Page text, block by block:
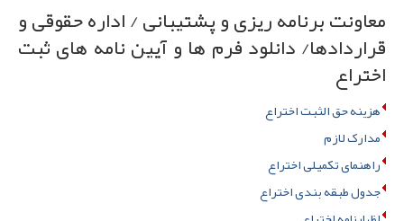
معاونت برنامه ریزی و پشتیبانی / اداره حقوقی و
قراردادها/ دانلود فرم ها و آیین نامه های ثبت
اختراع
هزینه حق الثبت اختراع
مدارک لازم
راهنمای تکمیلی اختراع
جدول طبقه بندی اختراع